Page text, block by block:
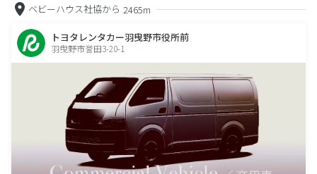
ベビーハウス社協から 2465m
トヨタレンタカー羽曳野市役所前
羽曳野市誉田3-20-1